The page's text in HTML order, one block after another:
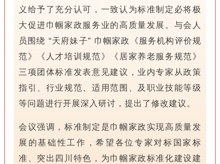
义给予了充分认可，一致认为标准制定必将极
大促进巾帼家政服务业的高质量发展。与会人
员围绕 “天府妹子” 巾帼家政《服务机构评价规
范》《人才培训规范》《居家养老服务规范》
三项团体标准发表意见建议，业内专家从政策
指引、行业规范、适用范围、及职业技能等级
等问题进行开展深入研讨，提出了修改建议。
会议强调，标准制定是巾帼家政实现高质量发
展的基础性工作，希望各位专家对标国家标
准、突出四川特色，为巾帼家政标准化建设建